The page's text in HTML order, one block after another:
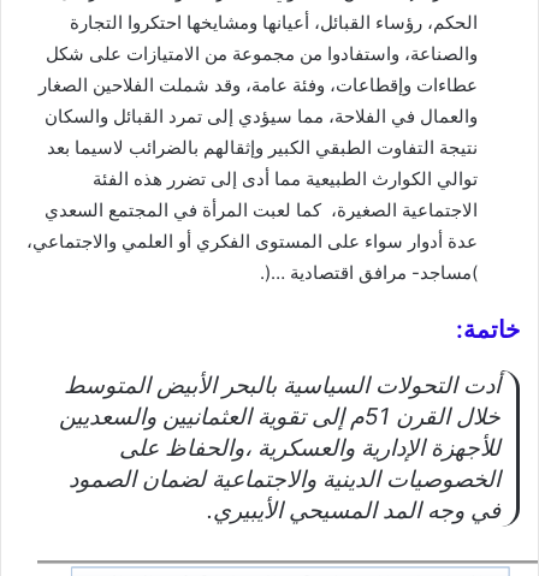
الحكم، رؤساء القبائل، أعيانها ومشايخها احتكروا التجارة
والصناعة، واستفادوا من مجموعة من الامتيازات على شكل
عطاءات وإقطاعات، وفئة عامة، وقد شملت الفلاحين الصغار
والعمال في الفلاحة، مما سيؤدي إلى تمرد القبائل والسكان
نتيجة التفاوت الطبقي الكبير وإثقالهم بالضرائب لاسيما بعد
توالي الكوارث الطبيعية مما أدى إلى تضرر هذه الفئة
الاجتماعية الصغيرة، كما لعبت المرأة في المجتمع السعدي
عدة أدوار سواء على المستوى الفكري أو العلمي والاجتماعي،
)مساجد- مرافق اقتصادية …(.
خاتمة:
أدت التحولات السياسية بالبحر الأبيض المتوسط
خلال القرن 51م إلى تقوية العثمانيين والسعديين
للأجهزة الإدارية والعسكرية ،والحفاظ على
الخصوصيات الدينية والاجتماعية لضمان الصمود
في وجه المد المسيحي الأيبيري.